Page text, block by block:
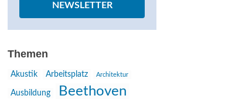
NEWSLETTER
Themen
Akustik Arbeitsplatz Architektur
Ausbildung Beethoven